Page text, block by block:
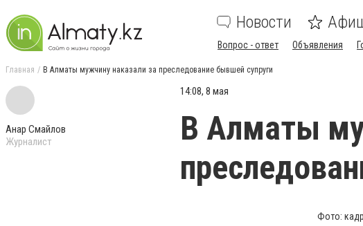
Новости
Вопрос - ответ Объявления
Главная В Алматы мужчину наказали за преследование бывшей супруги
Анар Смайлов
Журналист
14:08, 8 мая
В Алматы
Фото: